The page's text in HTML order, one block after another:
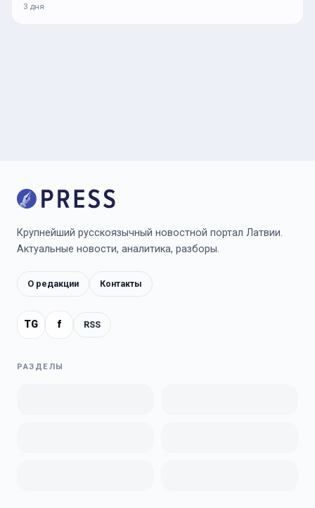
3 дня
Крупнейший русскоязычный новостной портал Латвии.
Актуальные новости, аналитика, разборы.
О редакции Контакты
TG f RSS
РАЗДЕЛЫ